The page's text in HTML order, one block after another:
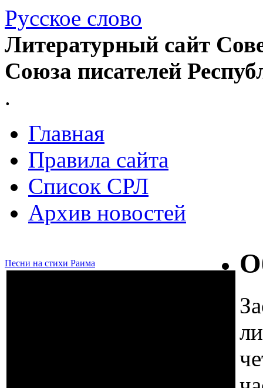
Русское слово
Литературный сайт
Союза писателей
.
Главная
Правила сайта
Список СРЛ
Архив новостей
Песни на стихи Раима